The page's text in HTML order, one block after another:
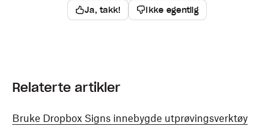
Ja, takk! Ikke egentlig
Relaterte artikler
Bruke Dropbox Signs innebygde utprøvingsverktøy